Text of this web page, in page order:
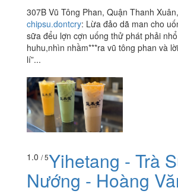
307B Vũ Tông Phan, Quận Thanh
chipsu.dontcry: Lừa đảo dã man cho
sữa đểu lợn cợn uống thử phát phải
huhu,nhìn nhầm***ra vũ tông phan và
lí”...
1.0 / 5Yihetang - Trà
Nướng - Hoàng